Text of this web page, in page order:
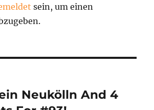
sein, um einen
Neukölln And 4